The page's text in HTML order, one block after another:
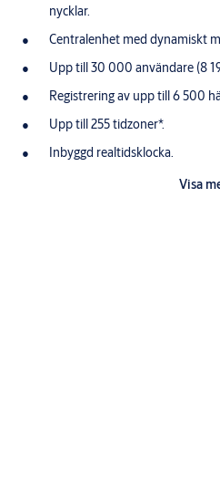
nycklar.
Centralenhet med dynamiskt
Upp till 30 000 användare (8
Registrering av upp till 6 500
Upp till 255 tidzoner*.
Inbyggd realtidsklocka.
Centralenheten hanterar fyra
Visa